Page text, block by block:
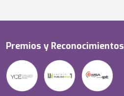
Premios y Reconocimientos